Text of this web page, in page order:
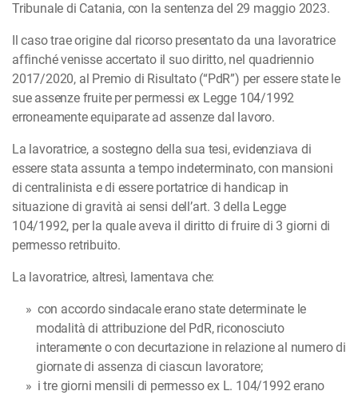
Tribunale di Catania, con la sentenza del 29 maggio 2023.
Il caso trae origine dal ricorso presentato da una lavoratrice
affinché venisse accertato il suo diritto, nel quadriennio
2017/2020, al Premio di Risultato (“PdR”) per essere state le
sue assenze fruite per permessi ex Legge 104/1992
erroneamente equiparate ad assenze dal lavoro.
La lavoratrice, a sostegno della sua tesi, evidenziava di
essere stata assunta a tempo indeterminato, con mansioni
di centralinista e di essere portatrice di handicap in
situazione di gravità ai sensi dell’art. 3 della Legge
104/1992, per la quale aveva il diritto di fruire di 3 giorni di
permesso retribuito.
La lavoratrice, altresì, lamentava che:
con accordo sindacale erano state determinate le
modalità di attribuzione del PdR, riconosciuto
interamente o con decurtazione in relazione al numero di
giornate di assenza di ciascun lavoratore;
i tre giorni mensili di permesso ex L. 104/1992 erano